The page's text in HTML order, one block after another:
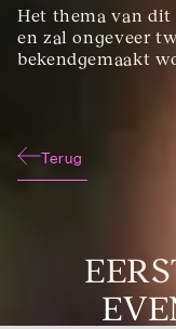
Het thema van dit
en zal ongeveer
bekendgemaakt
Terug